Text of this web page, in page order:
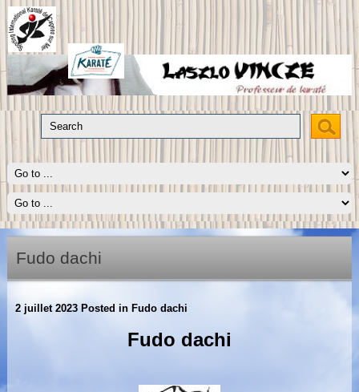
Fudo dachi
2 juillet 2023Posted in Fudo dachi
Fudo dachi